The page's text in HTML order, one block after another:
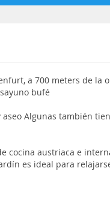
a 700 meters de la
bufé
Algunas también
cocina austriaca e
es ideal para